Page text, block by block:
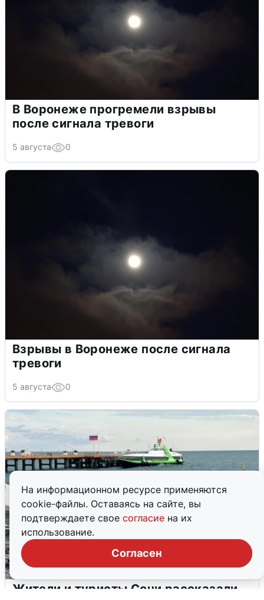
На информационном ресурсе применяются
cookie-файлы. Оставаясь на сайте, вы
подтверждаете свое согласие на их
использование.
Согласен
В Воронеже прогремели взрывы
после сигнала тревоги
5 августа 0
Взрывы в Воронеже после сигнала
тревоги
5 августа 0
Жители и туристы Сочи рассказали